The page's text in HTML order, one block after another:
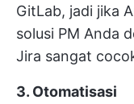
GitLab, jadi jika
solusi PM Anda
Jira sangat
3. Otomatisasi